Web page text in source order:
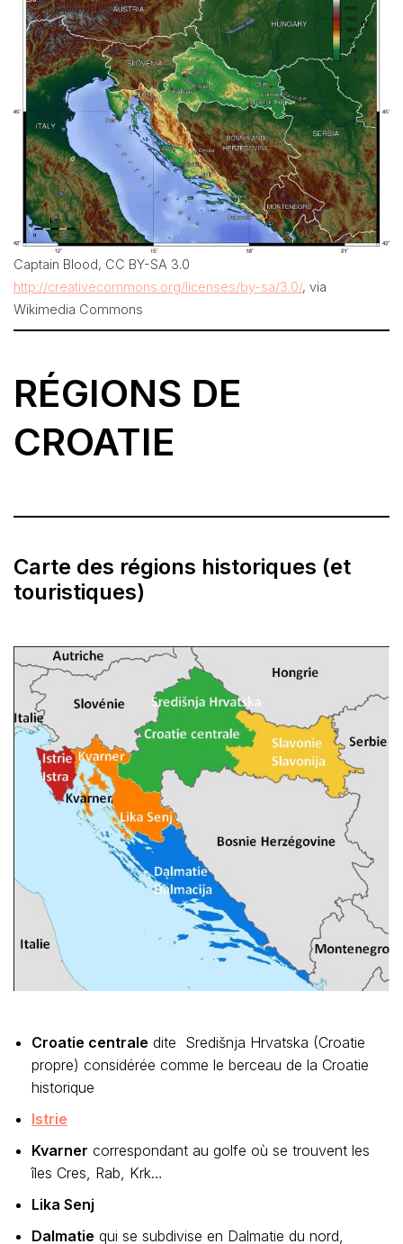
Captain Blood, CC BY-SA 3.0
http://creativecommons.org/licenses/by-sa/3.0/, via
Wikimedia Commons
RÉGIONS DE
CROATIE
Carte des régions historiques (et
touristiques)
Croatie centrale dite Središnja Hrvatska (Croatie
propre) considérée comme le berceau de la Croatie
historique
Istrie
Kvarner correspondant au golfe où se trouvent les
îles Cres, Rab, Krk…
Lika Senj
Dalmatie qui se subdivise en Dalmatie du nord,